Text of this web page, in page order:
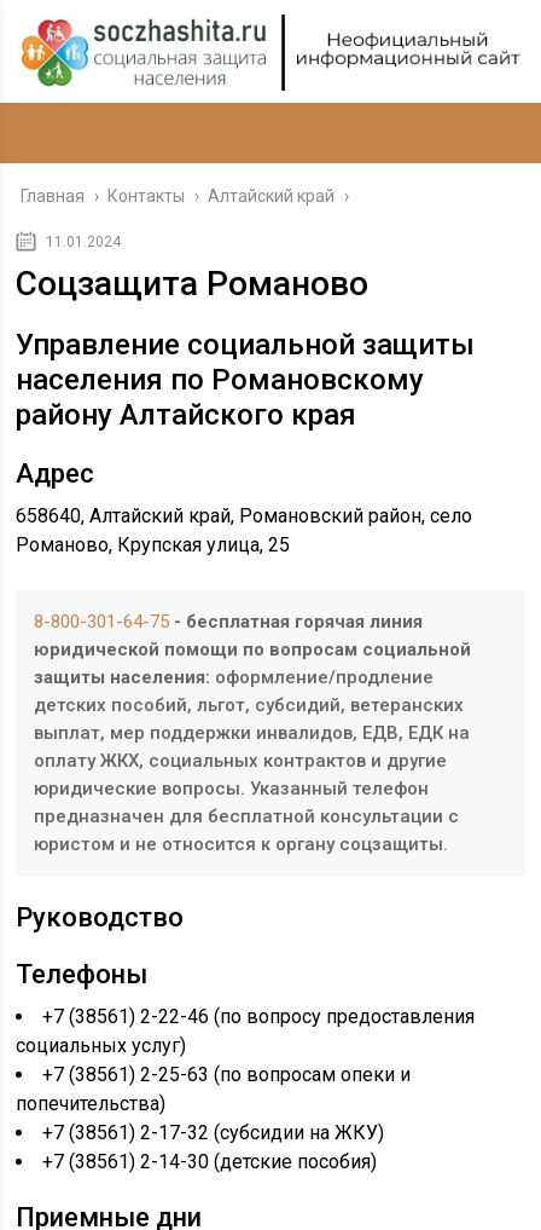
Главная › Контакты › Алтайский край ›
11.01.2024
Соцзащита Романово
Управление социальной защиты
населения по Романовскому
району Алтайского края
Адрес
658640, Алтайский край, Романовский район, село
Романово, Крупская улица, 25
8-800-301-64-75 - бесплатная горячая линия
юридической помощи по вопросам социальной
защиты населения: оформление/продление
детских пособий, льгот, субсидий, ветеранских
выплат, мер поддержки инвалидов, ЕДВ, ЕДК на
оплату ЖКХ, социальных контрактов и другие
юридические вопросы. Указанный телефон
предназначен для бесплатной консультации с
юристом и не относится к органу соцзащиты.
Руководство
Телефоны
+7 (38561) 2-22-46 (по вопросу предоставления
социальных услуг)
+7 (38561) 2-25-63 (по вопросам опеки и
попечительства)
+7 (38561) 2-17-32 (субсидии на ЖКУ)
+7 (38561) 2-14-30 (детские пособия)
Приемные дни